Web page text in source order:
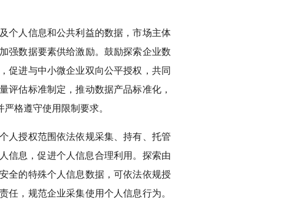
个人信息和公共利益的数据，市场主体
强数据要素供给激励。鼓励探索企业数
促进与中小微企业双向公平授权，共同
评估标准制定，推动数据产品标准化，
格遵守使用限制要求。
人授权范围依法依规采集、持有、托管
信息，促进个人信息合理利用。探索由
全的特殊个人信息数据，可依法依规授
，规范企业采集使用个人信息行为。